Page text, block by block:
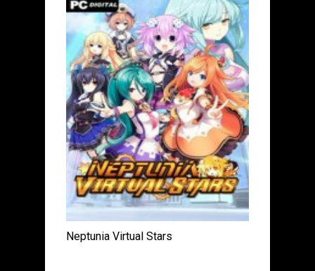
Neptunia Virtual Stars